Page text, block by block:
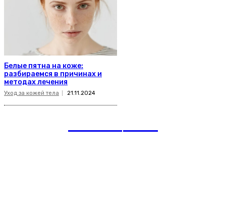
Белые пятна на коже:
разбираемся в причинах и
методах лечения
Уход за кожей тела 21.11.2024